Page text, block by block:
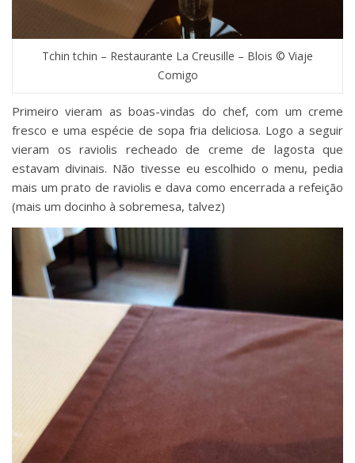
Tchin tchin – Restaurante La Creusille – Blois © Viaje
Comigo
Primeiro vieram as boas-vindas do chef, com um creme
fresco e uma espécie de sopa fria deliciosa. Logo a seguir
vieram os raviolis recheado de creme de lagosta que
estavam divinais. Não tivesse eu escolhido o menu, pedia
mais um prato de raviolis e dava como encerrada a refeição
(mais um docinho à sobremesa, talvez)